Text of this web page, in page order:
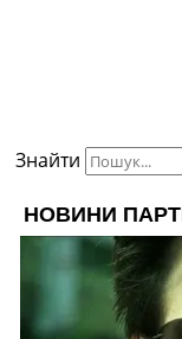
Знайти